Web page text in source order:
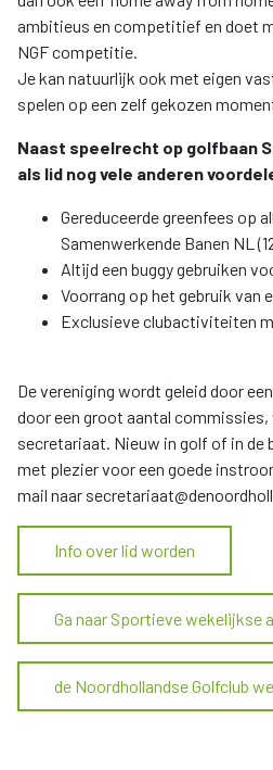
ambitieus en competitief en doet
NGF competitie.
Je kan natuurlijk ook met eigen
spelen op een zelf gekozen
Naast speelrecht op golfbaan
als lid nog vele anderen
Gereduceerde greenfees op
Samenwerkende Banen NL
Altijd een buggy gebruiken
Voorrang op het gebruik van
Exclusieve clubactiviteiten
De vereniging wordt geleid door
door een groot aantal commissies,
secretariaat. Nieuw in golf of in de
met plezier voor een goede
mail naar
Info over lid worden
Ga naar Sportieve wekelijkse
de Noordhollandse Golfclub